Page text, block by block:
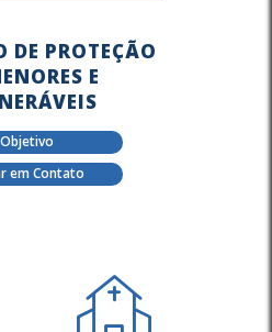
DE PROTEÇÃO
E
Objetivo
em Contato